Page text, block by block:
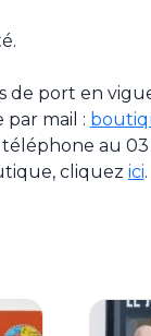
de port en
par mail :
au 03
cliquez ici.